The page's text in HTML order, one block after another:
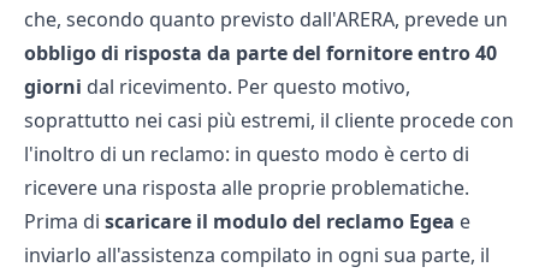
che, secondo quanto previsto dall'ARERA, prevede un
obbligo di risposta da parte del fornitore entro 40
giorni dal ricevimento. Per questo motivo,
soprattutto nei casi più estremi, il cliente procede con
l'inoltro di un reclamo: in questo modo è certo di
ricevere una risposta alle proprie problematiche.
Prima di scaricare il modulo del reclamo Egea e
inviarlo all'assistenza compilato in ogni sua parte, il